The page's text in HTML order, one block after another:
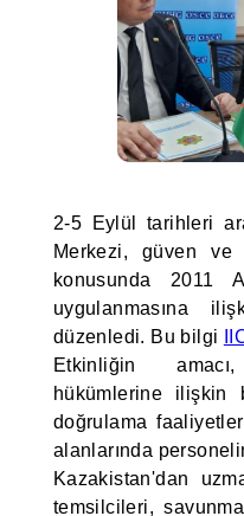
2-5 Eylül tarihleri
Merkezi, güven ve
konusunda 2011
uygulanmasına
düzenledi. Bu bilgi
Etkinliğin
hükümlerine ilişkin
doğrulama
alanlarında
Kazakistan'dan
temsilcileri,